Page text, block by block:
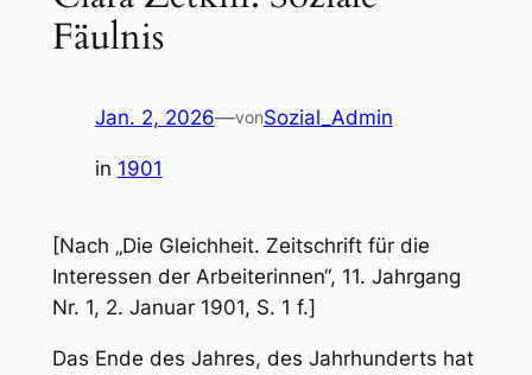
Fäulnis
Jan. 2, 2026—vonSozial_Admin
in 1901
[Nach „Die Gleichheit. Zeitschrift für die
Interessen der Arbeiterinnen“, 11. Jahrgang
Nr. 1, 2. Januar 1901, S. 1 f.]
Das Ende des Jahres, des Jahrhunderts hat